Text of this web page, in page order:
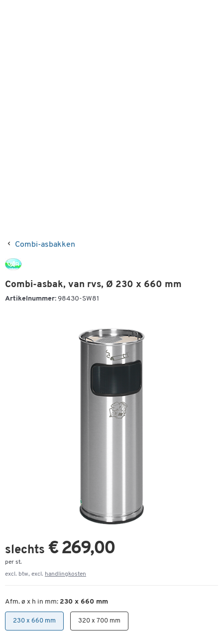
Combi-asbakken
Combi-asbak, van rvs, Ø 230 x 660 mm
Artikelnummer: 98430-SW81
slechts € 269,00
per st.
excl. btw, excl. handlingkosten
Afm. ø x h in mm: 230 x 660 mm
230 x 660 mm 320 x 700 mm